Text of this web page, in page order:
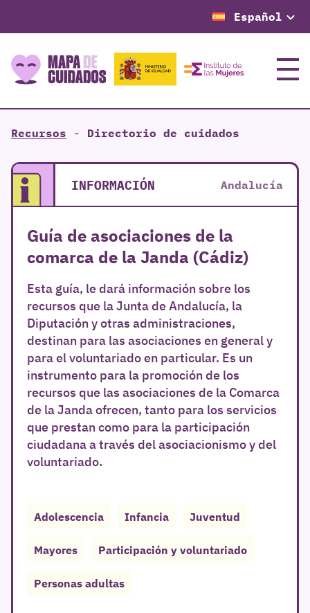
Español
Menú
Recursos - Directorio de cuidados
INFORMACIÓN Andalucía
Guía de asociaciones de la
comarca de la Janda (Cádiz)
Esta guía, le dará información sobre los
recursos que la Junta de Andalucía, la
Diputación y otras administraciones,
destinan para las asociaciones en general y
para el voluntariado en particular. Es un
instrumento para la promoción de los
recursos que las asociaciones de la Comarca
de la Janda ofrecen, tanto para los servicios
que prestan como para la participación
ciudadana a través del asociacionismo y del
voluntariado.
Adolescencia Infancia Juventud
Mayores Participación y voluntariado
Personas adultas